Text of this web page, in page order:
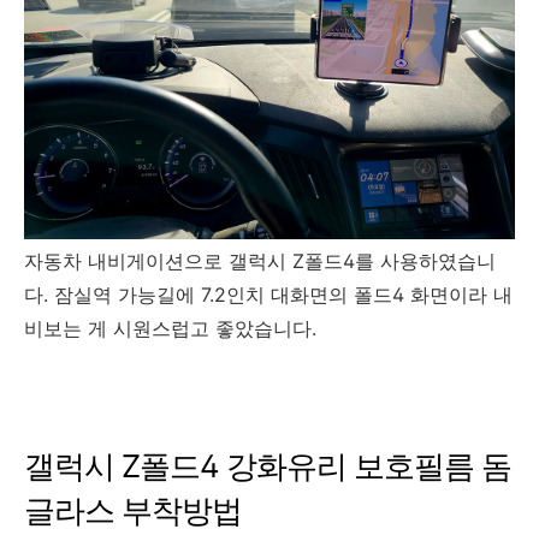
자동차 내비게이션으로 갤럭시 Z폴드4를 사용하였습니
다. 잠실역 가능길에 7.2인치 대화면의 폴드4 화면이라 내
비보는 게 시원스럽고 좋았습니다.
갤럭시 Z폴드4 강화유리 보호필름 돔
글라스 부착방법